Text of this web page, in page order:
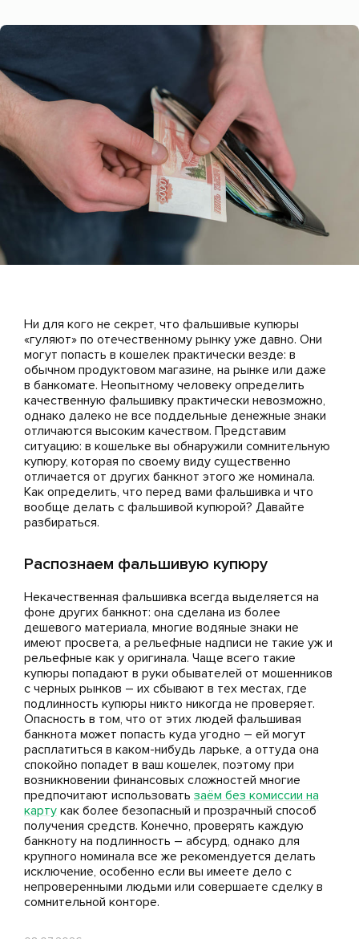
Ни для кого не секрет, что фальшивые купюры
«гуляют» по отечественному рынку уже давно. Они
могут попасть в кошелек практически везде: в
обычном продуктовом магазине, на рынке или даже
в банкомате. Неопытному человеку определить
качественную фальшивку практически невозможно,
однако далеко не все поддельные денежные знаки
отличаются высоким качеством. Представим
ситуацию: в кошельке вы обнаружили сомнительную
купюру, которая по своему виду существенно
отличается от других банкнот этого же номинала.
Как определить, что перед вами фальшивка и что
вообще делать с фальшивой купюрой? Давайте
разбираться.
Распознаем фальшивую купюру
Некачественная фальшивка всегда выделяется на
фоне других банкнот: она сделана из более
дешевого материала, многие водяные знаки не
имеют просвета, а рельефные надписи не такие уж и
рельефные как у оригинала. Чаще всего такие
купюры попадают в руки обывателей от мошенников
с черных рынков – их сбывают в тех местах, где
подлинность купюры никто никогда не проверяет.
Опасность в том, что от этих людей фальшивая
банкнота может попасть куда угодно – ей могут
расплатиться в каком-нибудь ларьке, а оттуда она
спокойно попадет в ваш кошелек, поэтому при
возникновении финансовых сложностей многие
предпочитают использовать заём без комиссии на
карту как более безопасный и прозрачный способ
получения средств. Конечно, проверять каждую
банкноту на подлинность – абсурд, однако для
крупного номинала все же рекомендуется делать
исключение, особенно если вы имеете дело с
непроверенными людьми или совершаете сделку в
сомнительной конторе.